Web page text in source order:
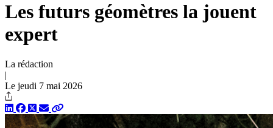
Les futurs géomètres la jouent
expert
La rédaction
|
Le jeudi 7 mai 2026